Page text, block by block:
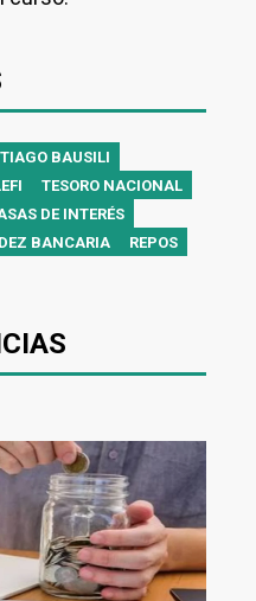
BAUSILI
TESORO NACIONAL
DE INTERÉS
BANCARIA REPOS